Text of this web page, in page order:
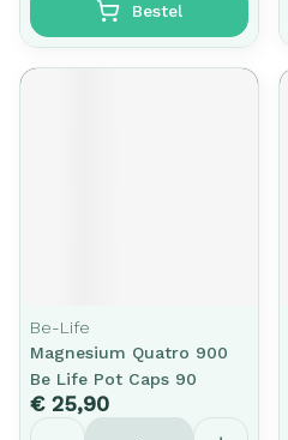
Bestel
Be-Life
Magnesium Quatro 900
Be Life Pot Caps 90
€ 25,90
Aantal